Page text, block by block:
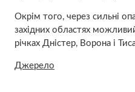
Окрім того, через сильні
західних областях
річках Дністер, Ворона і
Джерело